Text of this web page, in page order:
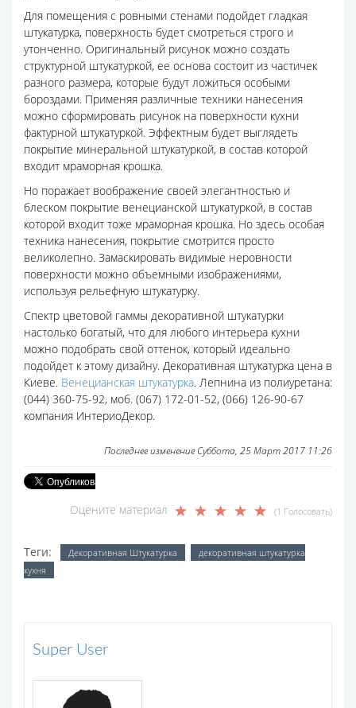
Для помещения с ровными стенами подойдет гладкая
штукатурка, поверхность будет смотреться строго и
утонченно. Оригинальный рисунок можно создать
структурной штукатуркой, ее основа состоит из частичек
разного размера, которые будут ложиться особыми
бороздами. Применяя различные техники нанесения
можно сформировать рисунок на поверхности кухни
фактурной штукатуркой. Эффектным будет выглядеть
покрытие минеральной штукатуркой, в состав которой
входит мраморная крошка.
Но поражает воображение своей элегантностью и
блеском покрытие венецианской штукатуркой, в состав
которой входит тоже мраморная крошка. Но здесь особая
техника нанесения, покрытие смотрится просто
великолепно. Замаскировать видимые неровности
поверхности можно объемными изображениями,
используя рельефную штукатурку.
Спектр цветовой гаммы декоративной штукатурки
настолько богатый, что для любого интерьера кухни
можно подобрать свой оттенок, который идеально
подойдет к этому дизайну. Декоративная штукатурка цена в
Киеве. Венецианская штукатурка. Лепнина из полиуретана:
(044) 360-75-92, моб. (067) 172-01-52, (066) 126-90-67
компания ИнтериоДекор.
Последнее изменение Суббота, 25 Март 2017 11:26
Оцените материал (1 Голосовать)
Теги: Декоративная Штукатурка
декоративная штукатурка
кухня
Super User